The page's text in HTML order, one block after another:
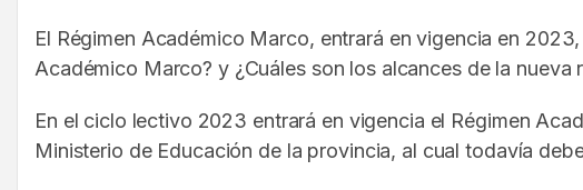
El Régimen Académico Marco, entrará en vigencia en
Académico Marco? y ¿Cuáles son los alcances de la nueva
En el ciclo lectivo 2023 entrará en vigencia el Régimen
Ministerio de Educación de la provincia, al cual todavía